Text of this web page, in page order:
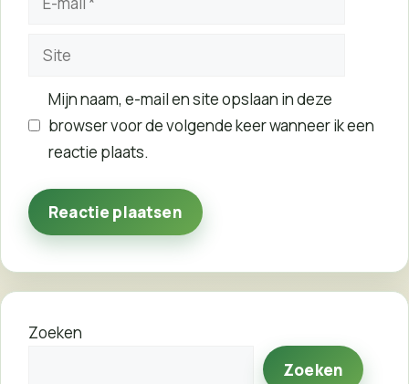
Site
Mijn naam, e-mail en site opslaan in deze
browser voor de volgende keer wanneer ik een
reactie plaats.
Zoeken
Zoeken